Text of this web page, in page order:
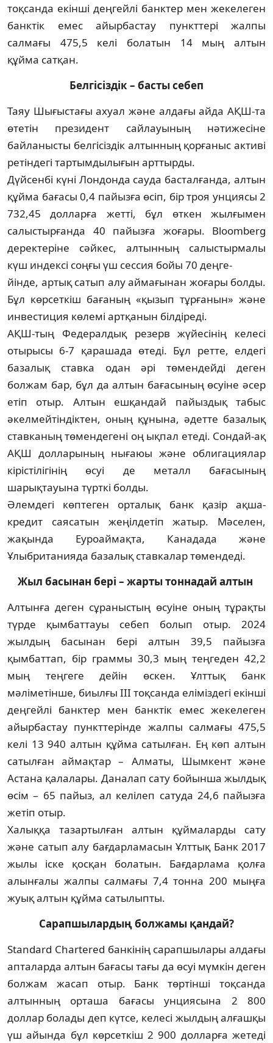
тоқсанда екінші деңгейлі банктер мен жекелеген
банктік емес айыр­бастау пункттері жалпы
салмағы 475,5 келі болатын 14 мың алтын
құйма сатқан.
Белгісіздік – басты себеп
Таяу Шығыстағы ахуал және алдағы айда АҚШ-та
өтетін президент сайлауының нәтижесіне
байланысты белгісіздік алтынның қорғаныс активі
ретіндегі тартымдылығын арттырды.
Дүйсенбі күні Лондонда сауда бастал­ғанда, алтын
құйма бағасы 0,4 пайызға өсіп, бір троя унциясы 2
732,45 долларға жетті, бұл өткен жылғымен
салыстырғанда 40 пайызға жоғары. Bloomberg
деректеріне сәйкес, алтынның салыстырмалы
күш индексі соңғы үш сессия бойы 70 деңге-
й­інде, артық сатып алу аймағынан жоғары болды.
Бұл көрсеткіш бағаның «қызып тұрғанын» және
инвестиция көлемі артқанын білдіреді.
АҚШ-тың Федералдық резерв жүйесінің келесі
отырысы 6-7 қарашада өтеді. Бұл ретте, елдегі
базалық ставка одан әрі төмен­дейді деген
болжам бар, бұл да алтын баға­сының өсуіне әсер
етіп отыр. Алтын еш­қандай пайыздық табыс
әкелмейтіндіктен, оның құнына, әдетте базалық
ставканың төмендегені оң ықпал етеді. Сондай-ақ
АҚШ долларының нығаюы және облига­циялар
кірістілігінің өсуі де металл бағасы­ның
шарықтауына түрткі болды.
Әлемдегі көптеген орталық банк қазір ақша-
кредит саясатын жеңілдетіп жатыр. Мәселен,
жақында Еуроаймақта, Канадада және
Ұлыбританияда базалық ставкалар төмендеді.
Жыл басынан бері – жарты тоннадай алтын
Алтынға деген сұраныстың өсуіне оның тұрақты
түрде қымбаттауы себеп болып отыр. 2024
жылдың басынан бері алтын 39,5 пайызға
қымбаттап, бір граммы 30,3 мың теңгеден 42,2
мың теңгеге дейін өскен. Ұлттық банк
мәліметінше, биылғы III тоқсанда еліміздегі екінші
деңгейлі банктер мен банктік емес жекелеген
айырбастау пункттерінде жалпы салмағы 475,5
келі 13 940 алтын құйма сатылған. Ең көп алтын
сатылған аймақтар – Алматы, Шымкент және
Астана қалалары. Даналап сату бой­ын­ша жылдық
өсім – 65 пайыз, ал келілеп сатуда 24,6 пайызға
жетіп отыр.
Халыққа тазартылған алтын құйма­ларды сату
және сатып алу бағдарламасын Ұлт­тық Банк 2017
жылы іске қосқан болатын. Бағдарлама қолға
алынғалы жал­пы салмағы 7,4 тонна 200 мыңға
жуық алтын құйма сатылыпты.
Сарапшылардың болжамы қандай?
Standard Chartered банкінің сарапшы­лары алдағы
апталарда алтын бағасы тағы да өсуі мүмкін деген
болжам жасап отыр. Банк төртінші тоқсанда
алтынның орташа бағасы унциясына 2 800
доллар болады деп күтсе, келесі жылдың алғашқы
үш айында бұл көрсеткіш 2 900 долларға жетеді